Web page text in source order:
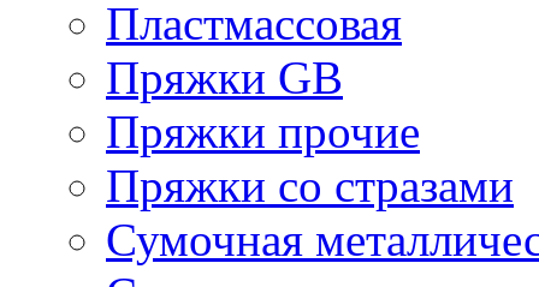
Пластмассовая
Пряжки GB
Пряжки прочие
Пряжки со стразами
Сумочная